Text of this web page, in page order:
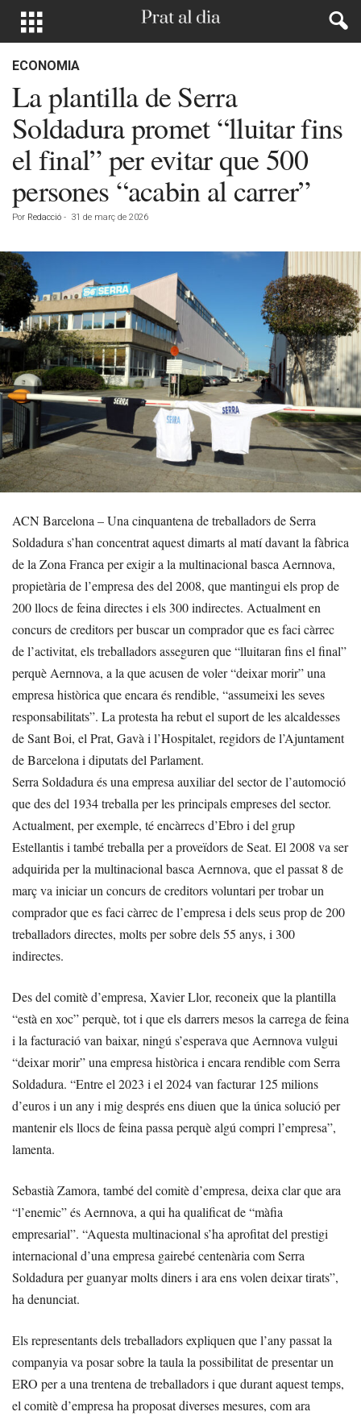
ECONOMIA
La plantilla de Serra
Soldadura promet “lluitar fins
el final” per evitar que 500
persones “acabin al carrer”
Por Redacció - 31 de març de 2026
ACN Barcelona – Una cinquantena de treballadors de Serra
Soldadura s’han concentrat aquest dimarts al matí davant la fàbrica
de la Zona Franca per exigir a la multinacional basca Aernnova,
propietària de l’empresa des del 2008, que mantingui els prop de
200 llocs de feina directes i els 300 indirectes. Actualment en
concurs de creditors per buscar un comprador que es faci càrrec
de l’activitat, els treballadors asseguren que “lluitaran fins el final”
perquè Aernnova, a la que acusen de voler “deixar morir” una
empresa històrica que encara és rendible, “assumeixi les seves
responsabilitats”. La protesta ha rebut el suport de les alcaldesses
de Sant Boi, el Prat, Gavà i l’Hospitalet, regidors de l’Ajuntament
de Barcelona i diputats del Parlament.
Serra Soldadura és una empresa auxiliar del sector de l’automoció
que des del 1934 treballa per les principals empreses del sector.
Actualment, per exemple, té encàrrecs d’Ebro i del grup
Estellantis i també treballa per a proveïdors de Seat. El 2008 va ser
adquirida per la multinacional basca Aernnova, que el passat 8 de
març va iniciar un concurs de creditors voluntari per trobar un
comprador que es faci càrrec de l’empresa i dels seus prop de 200
treballadors directes, molts per sobre dels 55 anys, i 300
indirectes.
Des del comitè d’empresa, Xavier Llor, reconeix que la plantilla
“està en xoc” perquè, tot i que els darrers mesos la carrega de feina
i la facturació van baixar, ningú s’esperava que Aernnova vulgui
“deixar morir” una empresa històrica i encara rendible com Serra
Soldadura. “Entre el 2023 i el 2024 van facturar 125 milions
d’euros i un any i mig després ens diuen que la única solució per
mantenir els llocs de feina passa perquè algú compri l’empresa”,
lamenta.
Sebastià Zamora, també del comitè d’empresa, deixa clar que ara
“l’enemic” és Aernnova, a qui ha qualificat de “màfia
empresarial”. “Aquesta multinacional s’ha aprofitat del prestigi
internacional d’una empresa gairebé centenària com Serra
Soldadura per guanyar molts diners i ara ens volen deixar tirats”,
ha denunciat.
Els representants dels treballadors expliquen que l’any passat la
companyia va posar sobre la taula la possibilitat de presentar un
ERO per a una trentena de treballadors i que durant aquest temps,
el comitè d’empresa ha proposat diverses mesures, com ara